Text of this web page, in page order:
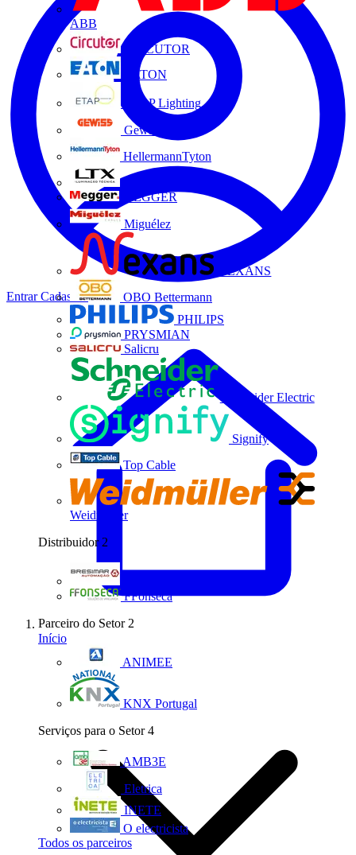
ABB
CIRCUTOR
EATON
ETAP Lighting
Gewiss
HellermannTyton
MEGGER
Miguélez
NEXANS
OBO Bettermann
PHILIPS
PRYSMIAN
Salicru
Schneider Electric
Signify
Top Cable
Weidmüller
Distribuidor 2
FFonseca
Parceiro do Setor 2
ANIMEE
KNX Portugal
Serviços para o Setor 4
AMB3E
Eletrica
INETE
O electricista
Todos os parceiros
EntrarCadastrar
Início